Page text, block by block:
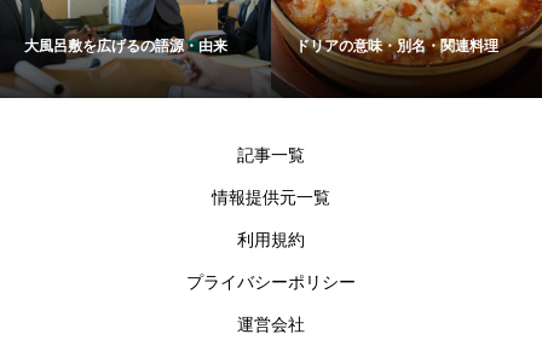
大風呂敷を広げるの語源・由来 ドリアの意味・別名・関連料理
記事一覧
情報提供元一覧
利用規約
プライバシーポリシー
運営会社